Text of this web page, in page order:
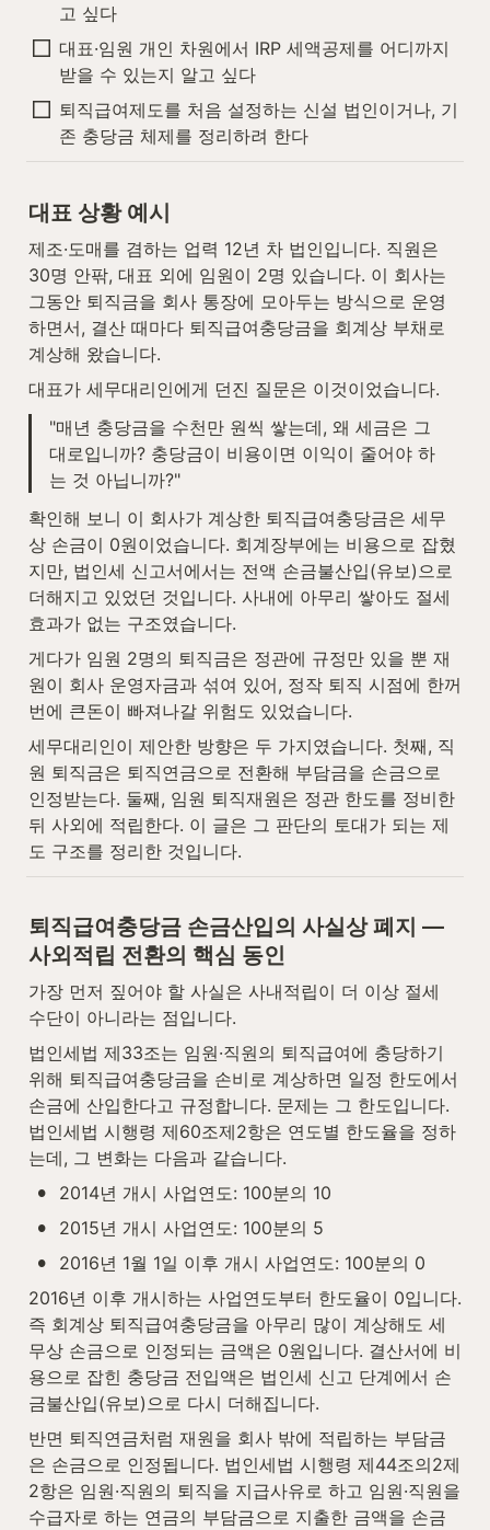
고 싶다
대표·임원 개인 차원에서 IRP 세액공제를 어디까지
받을 수 있는지 알고 싶다
퇴직급여제도를 처음 설정하는 신설 법인이거나, 기
존 충당금 체제를 정리하려 한다
대표 상황 예시
제조·도매를 겸하는 업력 12년 차 법인입니다. 직원은
30명 안팎, 대표 외에 임원이 2명 있습니다. 이 회사는
그동안 퇴직금을 회사 통장에 모아두는 방식으로 운영
하면서, 결산 때마다 퇴직급여충당금을 회계상 부채로
계상해 왔습니다.
대표가 세무대리인에게 던진 질문은 이것이었습니다.
"매년 충당금을 수천만 원씩 쌓는데, 왜 세금은 그
대로입니까? 충당금이 비용이면 이익이 줄어야 하
는 것 아닙니까?"
확인해 보니 이 회사가 계상한 퇴직급여충당금은 세무
상 손금이 0원이었습니다. 회계장부에는 비용으로 잡혔
지만, 법인세 신고서에서는 전액 손금불산입(유보)으로
더해지고 있었던 것입니다. 사내에 아무리 쌓아도 절세
효과가 없는 구조였습니다.
게다가 임원 2명의 퇴직금은 정관에 규정만 있을 뿐 재
원이 회사 운영자금과 섞여 있어, 정작 퇴직 시점에 한꺼
번에 큰돈이 빠져나갈 위험도 있었습니다.
세무대리인이 제안한 방향은 두 가지였습니다. 첫째, 직
원 퇴직금은 퇴직연금으로 전환해 부담금을 손금으로
인정받는다. 둘째, 임원 퇴직재원은 정관 한도를 정비한
뒤 사외에 적립한다. 이 글은 그 판단의 토대가 되는 제
도 구조를 정리한 것입니다.
퇴직급여충당금 손금산입의 사실상 폐지 —
사외적립 전환의 핵심 동인
가장 먼저 짚어야 할 사실은 사내적립이 더 이상 절세
수단이 아니라는 점입니다.
법인세법 제33조는 임원·직원의 퇴직급여에 충당하기
위해 퇴직급여충당금을 손비로 계상하면 일정 한도에서
손금에 산입한다고 규정합니다. 문제는 그 한도입니다.
법인세법 시행령 제60조제2항은 연도별 한도율을 정하
는데, 그 변화는 다음과 같습니다.
• 2014년 개시 사업연도: 100분의 10
• 2015년 개시 사업연도: 100분의 5
•
2016년 1월 1일 이후 개시 사업연도: 100분의 0
2016년 이후 개시하는 사업연도부터 한도율이 0입니다.
즉 회계상 퇴직급여충당금을 아무리 많이 계상해도 세
무상 손금으로 인정되는 금액은 0원입니다. 결산서에 비
용으로 잡힌 충당금 전입액은 법인세 신고 단계에서 손
금불산입(유보)으로 다시 더해집니다.
반면 퇴직연금처럼 재원을 회사 밖에 적립하는 부담금
은 손금으로 인정됩니다. 법인세법 시행령 제44조의2제
2항은 임원·직원의 퇴직을 지급사유로 하고 임원·직원을
수급자로 하는 연금의 부담금으로 지출한 금액을 손금